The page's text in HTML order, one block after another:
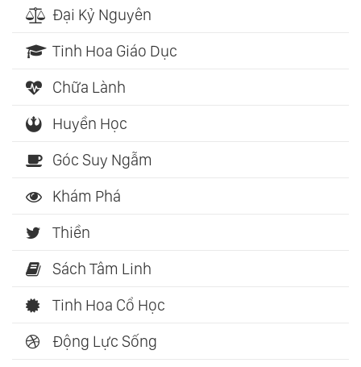
Đại Kỷ Nguyên
Tinh Hoa Giáo Dục
Chữa Lành
Huyền Học
Góc Suy Ngẫm
Khám Phá
Thiền
Sách Tâm Linh
Tinh Hoa Cổ Học
Động Lực Sống